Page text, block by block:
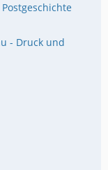
- Druck und